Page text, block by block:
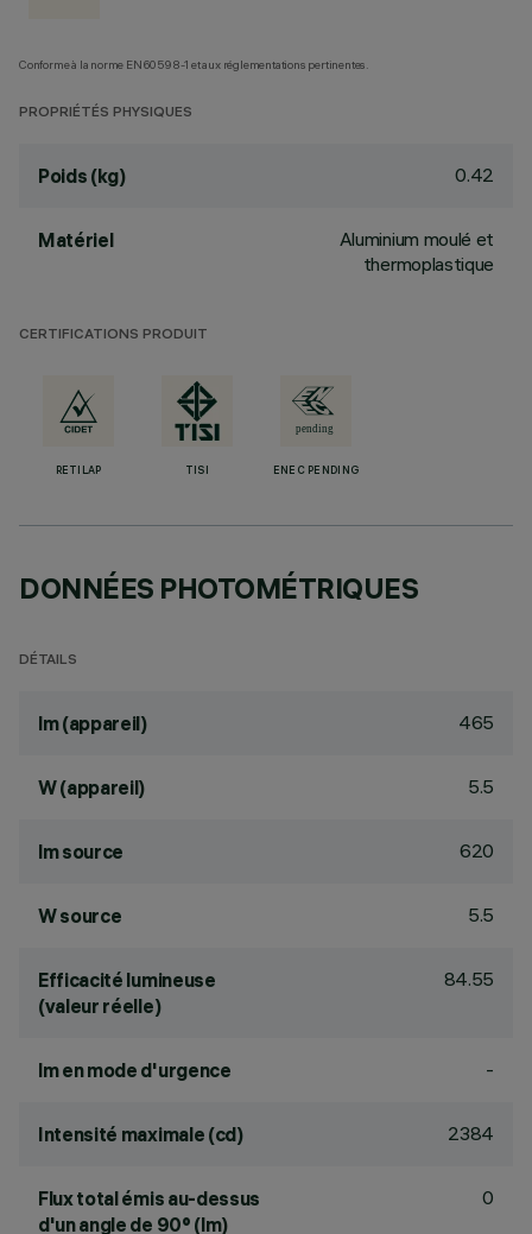
Conforme à la norme EN60598-1 et aux réglementations pertinentes.
PROPRIÉTÉS PHYSIQUES
Poids (kg) 0.42
Matériel
Aluminium moulé et
thermoplastique
CERTIFICATIONS PRODUIT
RETILAP TISI ENEC PENDING
DONNÉES PHOTOMÉTRIQUES
DÉTAILS
lm (appareil) 465
W (appareil) 5.5
lm source 620
W source 5.5
Efficacité lumineuse
(valeur réelle)
84.55
lm en mode d'urgence -
Intensité maximale (cd) 2384
Flux total émis au-dessus
d'un angle de 90° (lm)
0